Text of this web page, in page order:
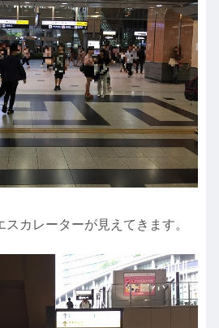
カレーターが見えてきます。